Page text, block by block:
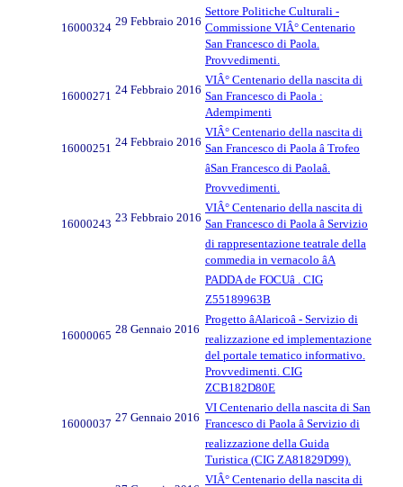
16000324 29 Febbraio 2016
Settore Politiche Culturali -
Commissione VIÂ° Centenario
San Francesco di Paola.
Provvedimenti.
16000271 24 Febbraio 2016
VIÂ° Centenario della nascita di
San Francesco di Paola :
Adempimenti
16000251 24 Febbraio 2016
VIÂ° Centenario della nascita di
San Francesco di Paola â Trofeo
âSan Francesco di Paolaâ.
Provvedimenti.
16000243 23 Febbraio 2016
VIÂ° Centenario della nascita di
San Francesco di Paola â Servizio
di rappresentazione teatrale della
commedia in vernacolo âA
PADDA de FOCUâ . CIG
Z55189963B
16000065 28 Gennaio 2016
Progetto âAlaricoâ - Servizio di
realizzazione ed implementazione
del portale tematico informativo.
Provvedimenti. CIG
ZCB182D80E
16000037 27 Gennaio 2016
VI Centenario della nascita di San
Francesco di Paola â Servizio di
realizzazione della Guida
Turistica (CIG ZA81829D99).
VIÂ° Centenario della nascita di